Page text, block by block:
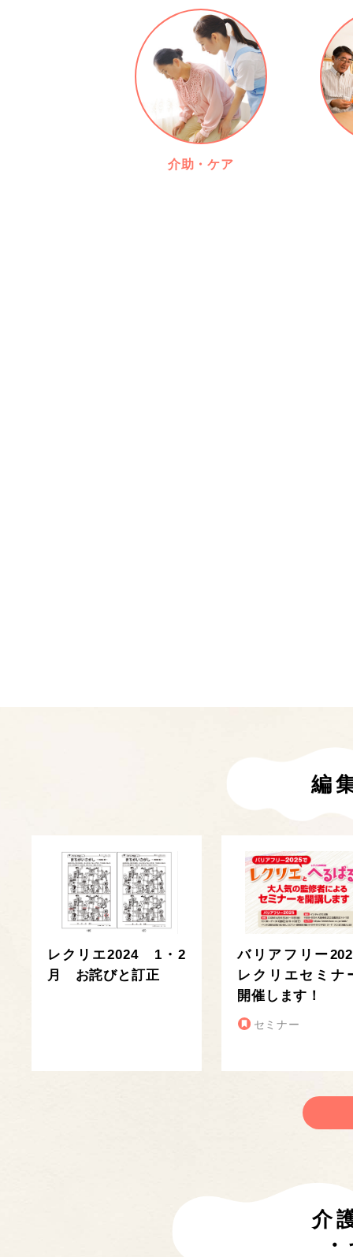
介助・ケア
編
レクリエ2024 1・2
月 お詫びと訂正
バリアフリー
レクリエセミナ
開催します！
セミナー
介